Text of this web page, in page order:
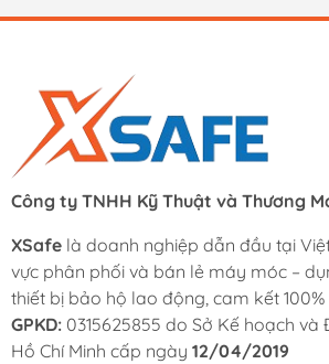
Công ty TNHH Kỹ Thuật và Thương
XSafe là doanh nghiệp dẫn đầu tại
vực phân phối và bán lẻ máy móc –
thiết bị bảo hộ lao động, cam kết
GPKD: 0315625855 do Sở Kế hoạch
Hồ Chí Minh cấp ngày 12/04/2019